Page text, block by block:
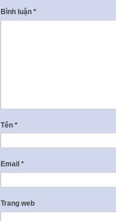
Bình luận *
Tên *
Email *
Trang web